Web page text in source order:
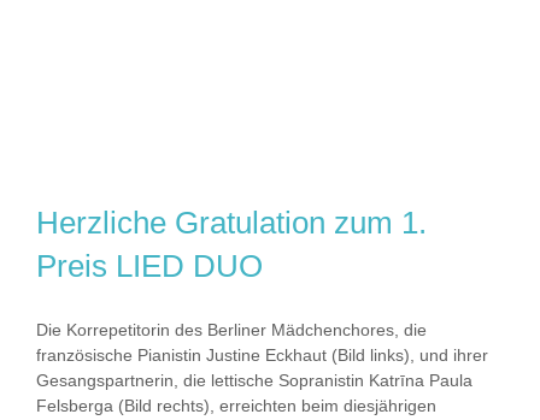
Herzliche Gratulation zum 1.
Preis LIED DUO
Die Korrepetitorin des Berliner Mädchenchores, die
französische Pianistin Justine Eckhaut (Bild links), und ihrer
Gesangspartnerin, die lettische Sopranistin Katrīna Paula
Felsberga (Bild rechts), erreichten beim diesjährigen